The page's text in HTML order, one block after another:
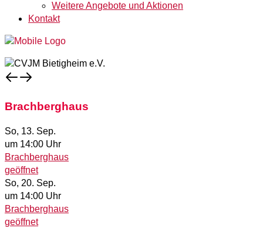
Weitere Angebote und Aktionen
Kontakt
Brachberghaus
So, 13. Sep.
um 14:00 Uhr
Brachberghaus
geöffnet
So, 20. Sep.
um 14:00 Uhr
Brachberghaus
geöffnet